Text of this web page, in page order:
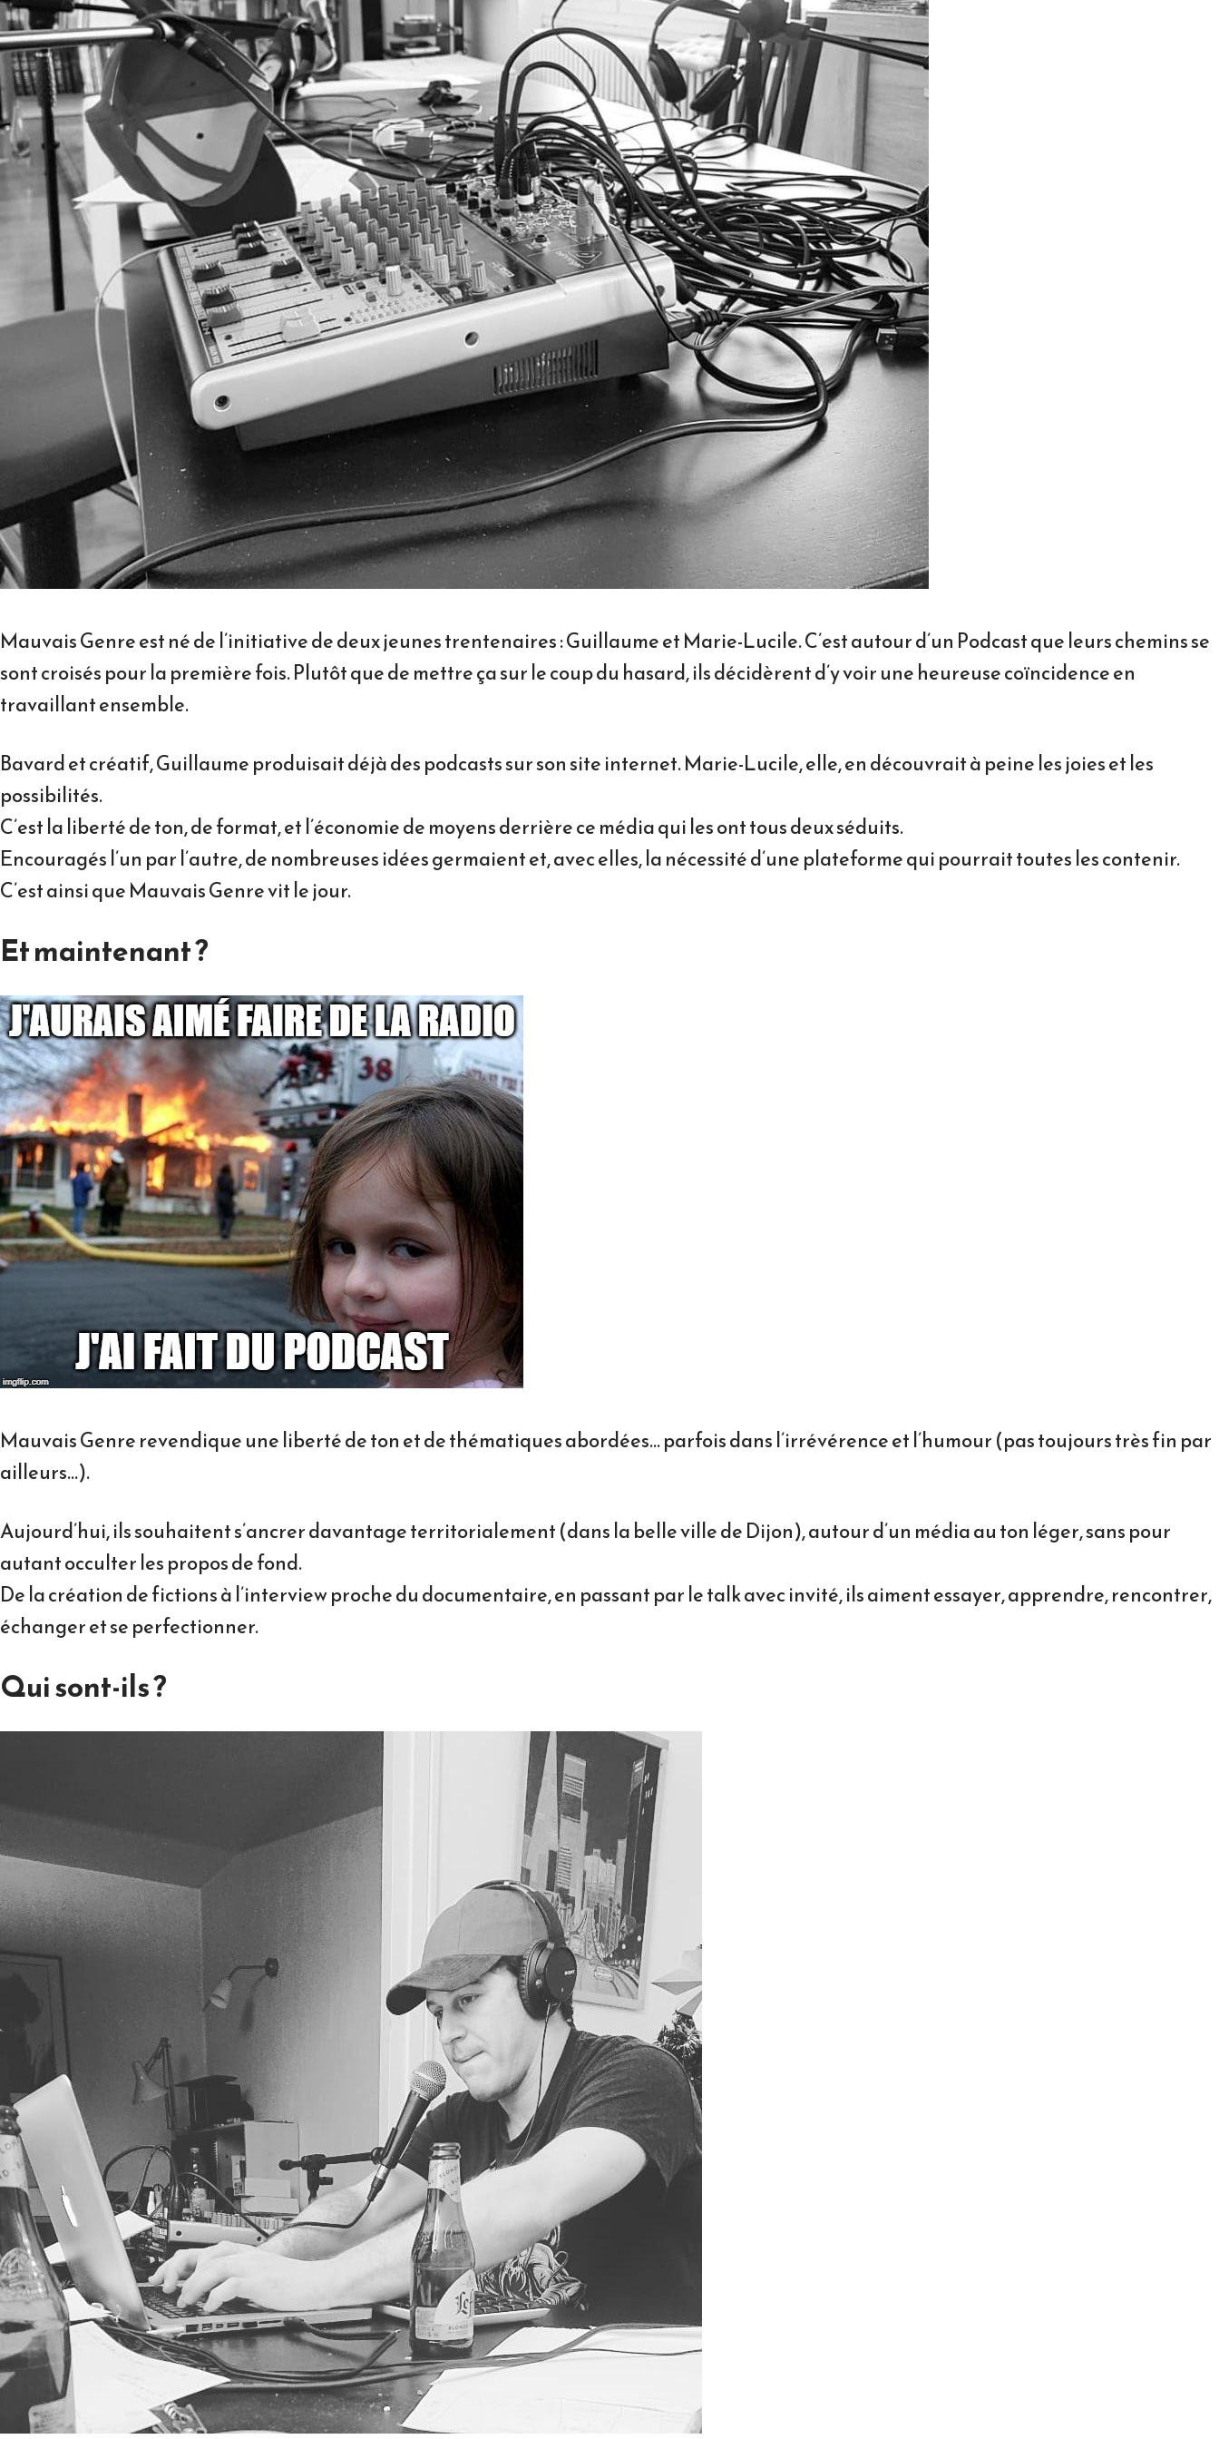
Mauvais Genre est né de l’initiative de deux jeunes trentenaires : Guillaume et Marie-Lucile. C’est autour d’un Podcast que leurs chemins se
sont croisés pour la première fois. Plutôt que de mettre ça sur le coup du hasard, ils décidèrent d’y voir une heureuse coïncidence en
travaillant ensemble.
Bavard et créatif, Guillaume produisait déjà des podcasts sur son site internet. Marie-Lucile, elle, en découvrait à peine les joies et les
possibilités.
C’est la liberté de ton, de format, et l’économie de moyens derrière ce média qui les ont tous deux séduits.
Encouragés l’un par l’autre, de nombreuses idées germaient et, avec elles, la nécessité d’une plateforme qui pourrait toutes les contenir.
C’est ainsi que Mauvais Genre vit le jour.
Et maintenant ?
Mauvais Genre revendique une liberté de ton et de thématiques abordées… parfois dans l’irrévérence et l’humour (pas toujours très fin par
ailleurs…).
Aujourd’hui, ils souhaitent s’ancrer davantage territorialement (dans la belle ville de Dijon), autour d’un média au ton léger, sans pour
autant occulter les propos de fond.
De la création de fictions à l’interview proche du documentaire, en passant par le talk avec invité, ils aiment essayer, apprendre, rencontrer,
échanger et se perfectionner.
Qui sont-ils ?